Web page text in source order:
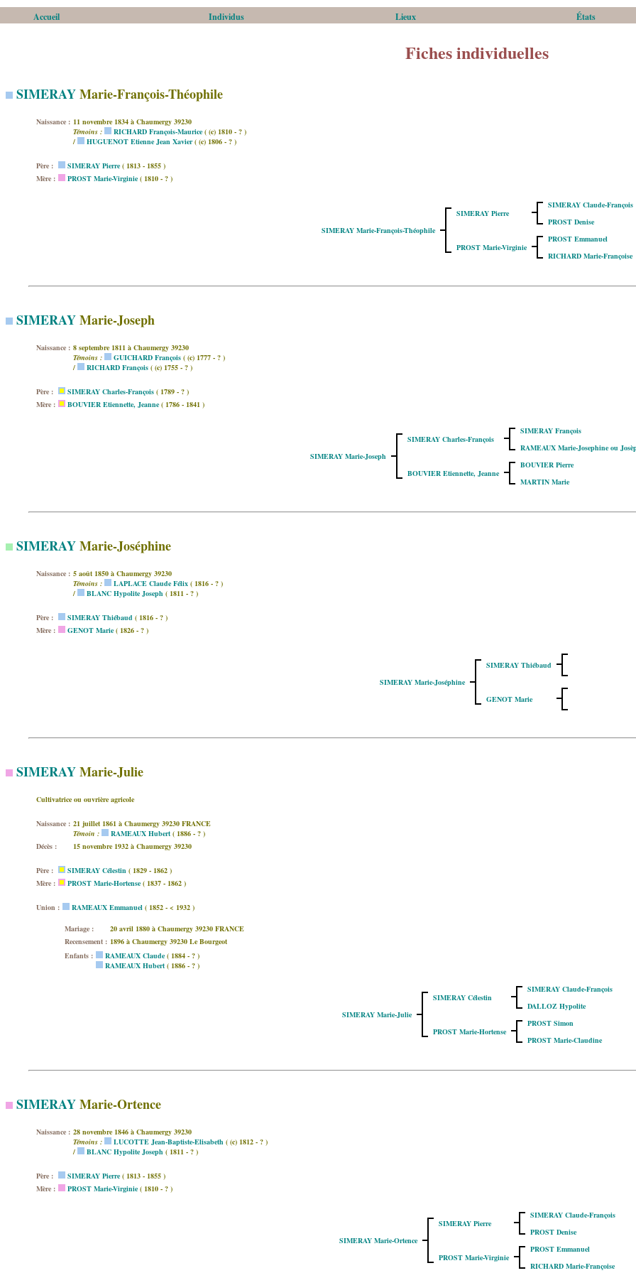
Accueil Individus Lieux États
Fiches individuelles
SIMERAYMarie-François-Théophile
Naissance : 11 novembre 1834 à Chaumergy 39230
Témoins :
RICHARD François-Maurice ( (c) 1810 - ? )
/
HUGUENOT Etienne Jean Xavier( (c) 1806 - ? )
Père : SIMERAY Pierre ( 1813 - 1855 )
Mère :
PROST Marie-Virginie ( 1810 - ? )
SIMERAY Marie-François-Théophile
SIMERAY Pierre
SIMERAY Claude-François
PROST Denise
PROST Marie-Virginie
PROST Emmanuel
RICHARD Marie-Françoise
SIMERAYMarie-Joseph
Naissance : 8 septembre 1811 à Chaumergy 39230
Témoins :
GUICHARD François ( (c) 1777 - ? )
/
RICHARD François ( (c) 1755 - ? )
Père : SIMERAY Charles-François ( 1789 - ? )
Mère :
BOUVIER Etiennette, Jeanne ( 1786 - 1841 )
SIMERAY Marie-Joseph
SIMERAY Charles-François
SIMERAY François
RAMEAUX Marie-Josephine ou
BOUVIER Etiennette, Jeanne
BOUVIER Pierre
MARTIN Marie
SIMERAYMarie-Joséphine
Naissance : 5 août 1850 à Chaumergy 39230
Témoins :
LAPLACE Claude Félix ( 1816 - ? )
/
BLANC Hypolite Joseph ( 1811 - ? )
Père : SIMERAY Thiébaud ( 1816 - ? )
Mère :
GENOT Marie ( 1826 - ? )
SIMERAY Marie-Joséphine
SIMERAY Thiébaud
GENOT Marie
SIMERAYMarie-Julie
Cultivatrice ou ouvrière agricole
Naissance : 21 juillet 1861 à Chaumergy 39230 FRANCE
Témoin :
RAMEAUX Hubert ( 1886 - ? )
Décès :
15 novembre 1932 à Chaumergy 39230
Père : SIMERAY Célestin ( 1829 - 1862 )
Mère :
PROST Marie-Hortense ( 1837 - 1862 )
Union : RAMEAUX Emmanuel ( 1852 - < 1932 )
Mariage :
20 avril 1880 à Chaumergy 39230 FRANCE
Recensement : 1896 à Chaumergy 39230 Le Bourgeot
Enfants :
RAMEAUX Claude ( 1884 - ? )
RAMEAUX Hubert ( 1886 - ? )
SIMERAY Marie-Julie
SIMERAY Célestin
SIMERAY Claude-François
DALLOZ Hypolite
PROST Marie-Hortense
PROST Simon
PROST Marie-Claudine
SIMERAYMarie-Ortence
Naissance : 28 novembre 1846 à Chaumergy 39230
Témoins :
LUCOTTE Jean-Baptiste-Elisabeth ( (c) 1812 - ? )
/
BLANC Hypolite Joseph ( 1811 - ? )
Père : SIMERAY Pierre ( 1813 - 1855 )
Mère :
PROST Marie-Virginie ( 1810 - ? )
SIMERAY Marie-Ortence
SIMERAY Pierre
SIMERAY Claude-François
PROST Denise
PROST Marie-Virginie
PROST Emmanuel
RICHARD Marie-Françoise